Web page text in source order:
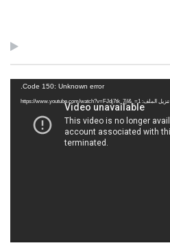
Code 150: Unknown error.
تنزيل الملف: https://www.youtube.com/watch?v=FJdj7tk_7jI&_=1